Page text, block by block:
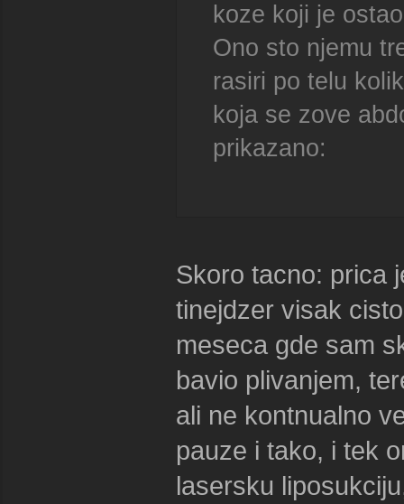
koze koji je
Ono sto njemu
rasiri po telu
koja se zove
prikazano:
Skoro tacno: prica
tinejdzer visak
meseca gde sam
bavio plivanjem,
ali ne kontnualno
pauze i tako, i tek
lasersku